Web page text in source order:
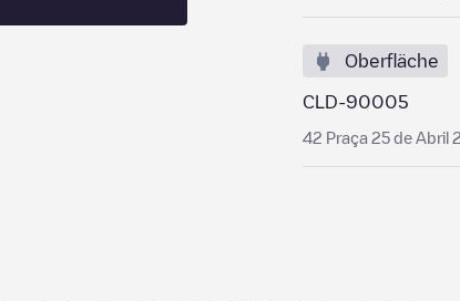
Oberfläche
CLD-90005
42 Praça 25 de Abril